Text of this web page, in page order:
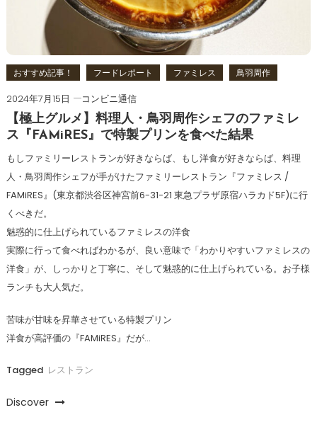
おすすめ記事！ フードレポート ファミレス 鳥羽周作
2024年7月15日
コンビニ通信
【極上グルメ】料理人・鳥羽周作シェフのファミレ
ス『FAMiRES』で特製プリンを食べた結果
もしファミリーレストランが好きならば、もし洋食が好きならば、料理
人・鳥羽周作シェフが手がけたファミリーレストラン『ファミレス /
FAMiRES』(東京都渋谷区神宮前6-31-21 東急プラザ原宿ハラカド5F)に行
くべきだ。
魅惑的に仕上げられているファミレスの洋食
実際に行って食べればわかるが、良い意味で「わかりやすいファミレスの
洋食」が、しっかりと丁寧に、そして魅惑的に仕上げられている。お子様
ランチも大人気だ。
苦味が甘味を昇華させている特製プリン
洋食が高評価の『FAMiRES』だが…
Tagged レストラン
Discover